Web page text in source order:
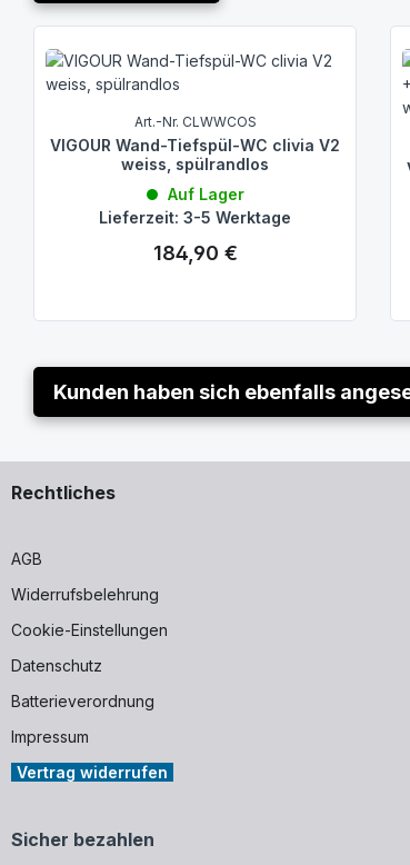
Art.-Nr. CLWWCOS
VIGOUR Wand-Tiefspül-WC clivia V2
weiss, spülrandlos
Auf Lager
Lieferzeit: 3-5 Werktage
Regulärer Preis:
184,90 €
Kunden haben sich ebenfalls
Rechtliches
AGB
Widerrufsbelehrung
Cookie-Einstellungen
Datenschutz
Batterieverordnung
Impressum
Vertrag widerrufen
Sicher bezahlen